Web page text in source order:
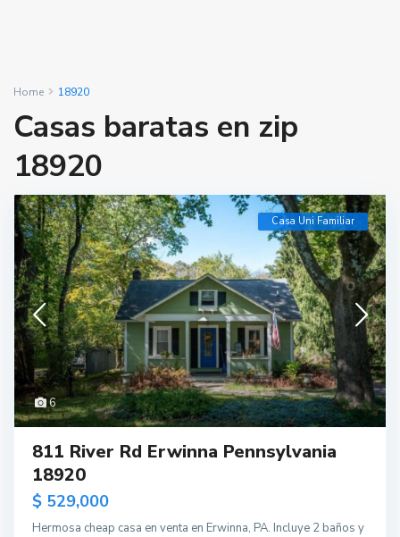
Home 18920
Casas baratas en zip
18920
6
Casa Uni Familiar
811 River Rd Erwinna Pennsylvania
18920
$ 529,000
Hermosa cheap casa en venta en Erwinna, PA. Incluye 2 baños y